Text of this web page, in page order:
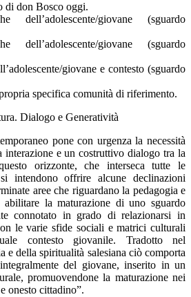
di don Bosco oggi.
giovane (sguardo
giovane (sguardo
giovane e contesto (sguardo
specifica comunità di riferimento.
Dialogo e Generatività
pone con urgenza la necessità
interazione e un costruttivo dialogo tra la
orizzonte, che interseca tutte le
intendono offrire alcune declinazioni
aree che riguardano la pedagogia e
la maturazione di uno sguardo
connotato in grado di relazionarsi in
le varie sfide sociali e matrici culturali
contesto giovanile. Tradotto nel
e della spiritualità salesiana ciò comporta
del giovane, inserito in un
promuovendone la maturazione nei
onesto cittadino”.